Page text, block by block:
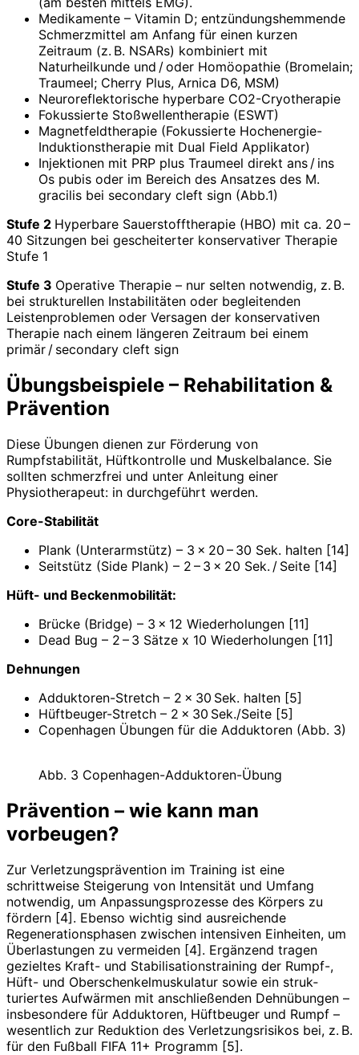
Medikamente – Vitamin D; entzündungshemmende
Schmerzmittel am Anfang für einen kurzen
Zeitraum (z. B. NSARs) kombiniert mit
Naturheilkunde und / oder Homöopathie (Bromelain;
Traumeel; Cherry Plus, Arnica D6, MSM)
Neuroreflektorische hyperbare CO2-Cryotherapie
Fokussierte Stoßwellentherapie (ESWT)
Magnetfeldtherapie (Fokussierte Hochenergie-
Induktionstherapie mit Dual Field Applikator)
Injektionen mit PRP plus Traumeel direkt ans / ins
Os pubis oder im Bereich des Ansatzes des M.
gracilis bei secondary cleft sign (Abb.1)
Stufe 2 Hyperbare Sauerstofftherapie (HBO) mit ca. 20 –
40 Sitzungen bei gescheiterter konservativer Therapie
Stufe 1
Stufe 3 Operative Therapie – nur selten notwendig, z. B.
bei strukturellen Instabilitäten oder begleitenden
Leistenproblemen oder Versagen der konservativen
Therapie nach einem längeren Zeitraum bei einem
primär / secondary cleft sign
Übungsbeispiele – Rehabilitation &
Prävention
Diese Übungen dienen zur Förderung von
Rumpfstabilität, Hüftkontrolle und Muskelbalance. Sie
sollten schmerzfrei und unter Anleitung einer
Physiotherapeut: in durchgeführt werden.
Core-Stabilität
Plank (Unterarmstütz) – 3 x 20 – 30 Sek. halten [14]
Seitstütz (Side Plank) – 2 – 3 x 20 Sek. / Seite [14]
Hüft- und Beckenmobilität:
Brücke (Bridge) – 3 x 12 Wiederholungen [11]
Dead Bug – 2 – 3 Sätze x 10 Wiederholungen [11]
Dehnungen
Adduktoren-Stretch – 2 x 30 Sek. halten [5]
Hüftbeuger-Stretch – 2 x 30 Sek./Seite [5]
Copenhagen Übungen für die Adduktoren (Abb. 3)
Abb. 3 Copenhagen-Adduktoren-Übung
Prävention – wie kann man
vorbeugen?
Zur Verletzungsprävention im Training ist eine
schrittweise Steigerung von Intensität und Umfang
notwendig, um Anpassungsprozesse des Körpers zu
fördern [4]. Ebenso wichtig sind ausreichende
Regenerationsphasen zwischen intensiven Einheiten, um
Überlastungen zu vermeiden [4]. Ergänzend tragen
gezieltes Kraft- und Stabilisationstraining der Rumpf-,
Hüft- und Oberschenkelmuskulatur sowie ein struk­
turiertes Aufwärmen mit anschließenden Dehnübungen –
insbesondere für Adduktoren, Hüftbeuger und Rumpf –
wesentlich zur Reduktion des Verletzungsrisikos bei, z. B.
für den Fußball FIFA 11+ Programm [5].